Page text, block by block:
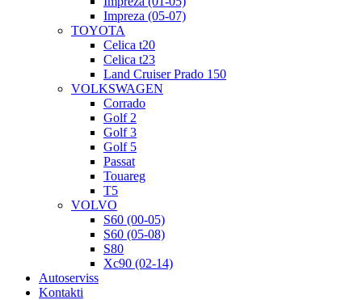
Impreza (05-07)
TOYOTA
Celica t20
Celica t23
Land Cruiser Prado 150
VOLKSWAGEN
Corrado
Golf 2
Golf 3
Golf 5
Passat
Touareg
T5
VOLVO
S60 (00-05)
S60 (05-08)
S80
Xc90 (02-14)
Autoserviss
Kontakti